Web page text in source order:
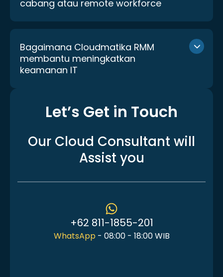
cabang atau remote workforce
Bagaimana Cloudmatika RMM
membantu meningkatkan
keamanan IT
Let’s Get in Touch
Our Cloud Consultant will
Assist you
+62 811-1855-201
WhatsApp - 08:00 - 18:00 WIB